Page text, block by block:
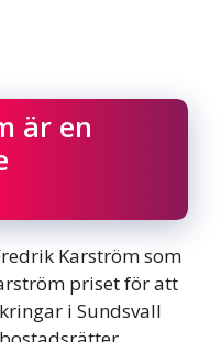
är en
Karström som
priset för att
i Sundsvall